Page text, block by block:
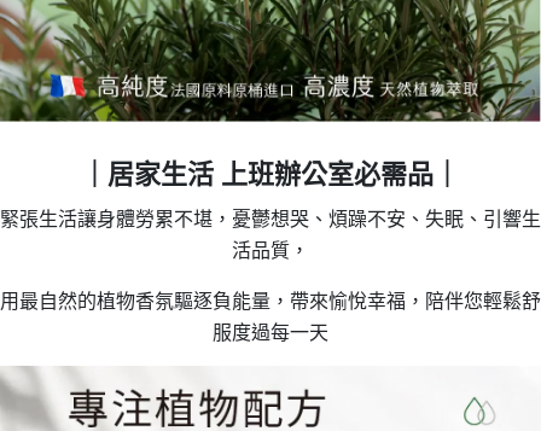
｜居家生活 上班辦公室必需品｜
緊張生活讓身體勞累不堪，憂鬱想哭、煩躁不安、失眠、引響生
活品質，
用最自然的植物香氛驅逐負能量，帶來愉悅幸福，陪伴您輕鬆舒
服度過每一天